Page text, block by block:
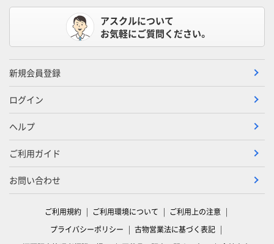
アスクルについて
お気軽にご質問ください。
新規会員登録
ログイン
ヘルプ
ご利用ガイド
お問い合わせ
ご利用規約 ご利用環境について
ご利用上の注意
プライバシーポリシー
古物営業法に基づく表記